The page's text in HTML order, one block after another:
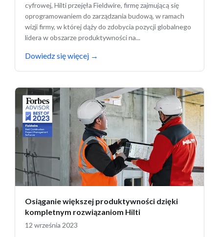
cyfrowej, Hilti przejęła Fieldwire, firmę zajmującą się
oprogramowaniem do zarządzania budową, w ramach
wizji firmy, w której dąży do zdobycia pozycji globalnego
lidera w obszarze produktywności na...
Dowiedz się więcej →
Osiąganie większej produktywności dzięki
kompletnym rozwiązaniom Hilti
12 września 2023